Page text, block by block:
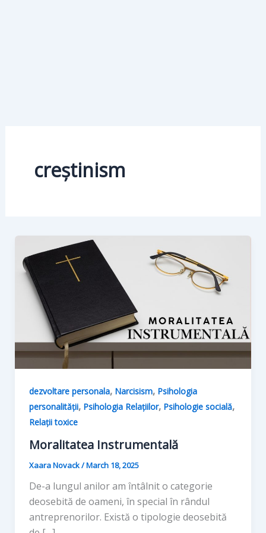
creștinism
dezvoltare personala, Narcisism, Psihologia
personalității, Psihologia Relațiilor, Psihologie socială,
Relații toxice
Moralitatea Instrumentală
Xaara Novack/March 18, 2025
De-a lungul anilor am întâlnit o categorie
deosebită de oameni, în special în rândul
antreprenorilor. Există o tipologie deosebită